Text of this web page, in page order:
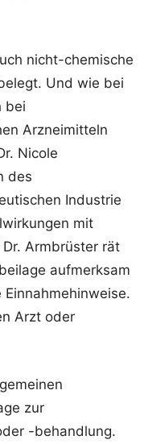
nicht-chemische
Und wie bei
bei
Arzneimitteln
Nicole
des
Industrie
mit
Armbrüster rät
aufmerksam
Arzt oder
zur
-behandlung.